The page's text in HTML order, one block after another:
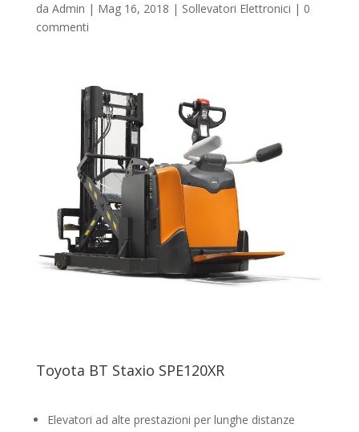
da Admin | Mag 16, 2018 | Sollevatori Elettronici | 0
commenti
Toyota BT Staxio SPE120XR
Elevatori ad alte prestazioni per lunghe distanze